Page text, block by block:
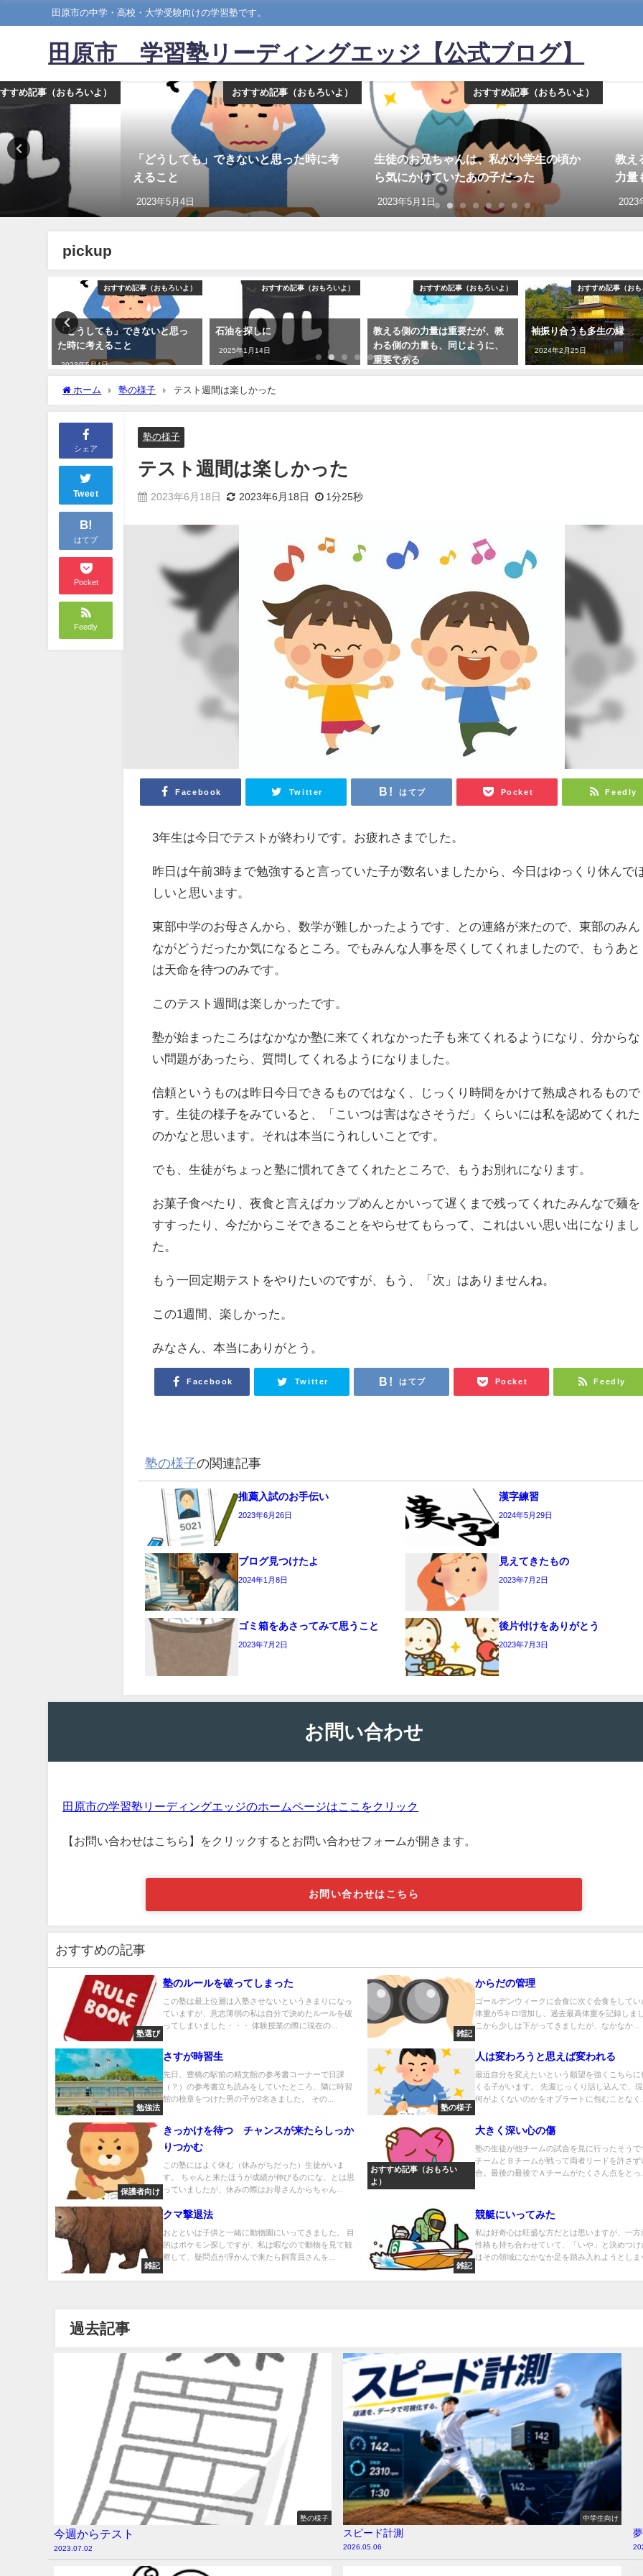
田原市の中学・高校・大学受験向けの学習塾です。
田原市 学習塾リーディングエッジ【公式ブログ】
すめ記事（おもろいよ） おすすめ記事（おもろいよ）
「どうしても」できないと思った時に考
えること
2023年5月4日
おすすめ記事（おもろいよ）
生徒のお兄ちゃんは、私が小学生の頃か
ら気にかけていたあの子だった
2023年5月1日
教え
力量
2023
pickup
おすすめ記事（おもろいよ）
「どうしても」できないと思っ
た時に考えること
2023年5月4日
おすすめ記事（おもろいよ）
石油を探しに
2025年1月14日
おすすめ記事（おもろいよ）
教える側の力量は重要だが、教
わる側の力量も、同じように、
重要である
おすすめ記事（お
袖振り合うも多生の縁
2024年2月25日
ホーム 塾の様子 テスト週間は楽しかった
シェア
Tweet
B!
はてブ
Pocket
Feedly
塾の様子
テスト週間は楽しかった
2023年6月18日 2023年6月18日 1分25秒
Facebook Twitter はてブ Pocket Feedly
3年生は今日でテストが終わりです。お疲れさまでした。
昨日は午前3時まで勉強すると言っていた子が数名いましたから、今日はゆっくり休んで
しいと思います。
東部中学のお母さんから、数学が難しかったようです、との連絡が来たので、東部のみん
ながどうだったか気になるところ。でもみんな人事を尽くしてくれましたので、もうあと
は天命を待つのみです。
このテスト週間は楽しかったです。
塾が始まったころはなかなか塾に来てくれなかった子も来てくれるようになり、分からな
い問題があったら、質問してくれるようになりました。
信頼というものは昨日今日できるものではなく、じっくり時間をかけて熟成されるもので
す。生徒の様子をみていると、「こいつは害はなさそうだ」くらいには私を認めてくれた
のかなと思います。それは本当にうれしいことです。
でも、生徒がちょっと塾に慣れてきてくれたところで、もうお別れになります。
お菓子食べたり、夜食と言えばカップめんとかいって遅くまで残ってくれたみんなで麺を
すすったり、今だからこそできることをやらせてもらって、これはいい思い出になりまし
た。
もう一回定期テストをやりたいのですが、もう、「次」はありませんね。
この1週間、楽しかった。
みなさん、本当にありがとう。
Facebook Twitter はてブ Pocket Feedly
塾の様子の関連記事
推薦入試のお手伝い
2023年6月26日
漢字練習
2024年5月29日
ブログ見つけたよ
2024年1月8日
見えてきたもの
2023年7月2日
ゴミ箱をあさってみて思うこと
2023年7月2日
後片付けをありがとう
2023年7月3日
お問い合わせ
田原市の学習塾リーディングエッジのホームページはここをクリック
【お問い合わせはこちら】をクリックするとお問い合わせフォームが開きます。
お問い合わせはこちら
おすすめの記事
塾選び
塾のルールを破ってしまった
この塾は最上位層は入塾させないというきまりになっ
ていますが、意志薄弱の私は自分で決めたルールを破
ってしまいました・・・ 体験授業の際に現在の...
雑記
からだの管理
ゴールデンウィークに会食に次ぐ会食をしてい
体重が5キロ増加し、過去最高体重を記録しま
こから少しは下がってきましたが、なかなか...
勉強法
さすが時習生
先日、豊橋の駅前の精文館の参考書コーナーで日課
（？）の参考書立ち読みをしていたところ、隣に時習
館の校章をつけた男の子が2名きました。 その...
塾の様子
人は変わろうと思えば変われる
最近自分を変えたいという願望を強くこちらに
くる子がいます。 先週じっくり話し込んで、
何がよくないのかをオブラートに包むことなく
保護者向け
きっかけを待つ チャンスが来たらしっか
りつかむ
この塾にはよく休む（休みがちだった）生徒がいま
す。 ちゃんと来たほうが成績が伸びるのにな、とは思
っていましたが、休みの際はお母さんからちゃん...
おすすめ記事（おもろい
よ）
大きく深い心の傷
塾の生徒が他チームの試合を見に行ったそうで
チームとＢチームが戦って両者リードを許さず
合。最後の最後でＡチームがたくさん点をとっ
雑記
クマ撃退法
おとといは子供と一緒に動物園にいってきました。 目
的はポケモン探しですが、私は暇なので動物を見て観
察して、疑問点が浮かんで来たら飼育員さんを...
雑記
競艇にいってみた
私は好奇心は旺盛な方だとは思いますが、一方
性格も持ち合わせていて、「いや」と決めつけ
はその領域になかなか足を踏み入れようとしま
過去記事
塾の様子
今週からテスト
2023.07.02
中学生向け
スピード計測
2026.05.06